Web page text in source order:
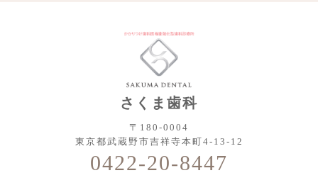
さくま歯科
〒180-0004
東京都武蔵野市吉祥寺本町4-13-12
0422-20-8447